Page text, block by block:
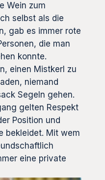
Wein zum
selbst als die
gab es immer rote
die man
konnte.
einen Mistkerl zu
niemand
Segeln gehen.
gelten Respekt
Position und
bekleidet. Mit wem
eine private